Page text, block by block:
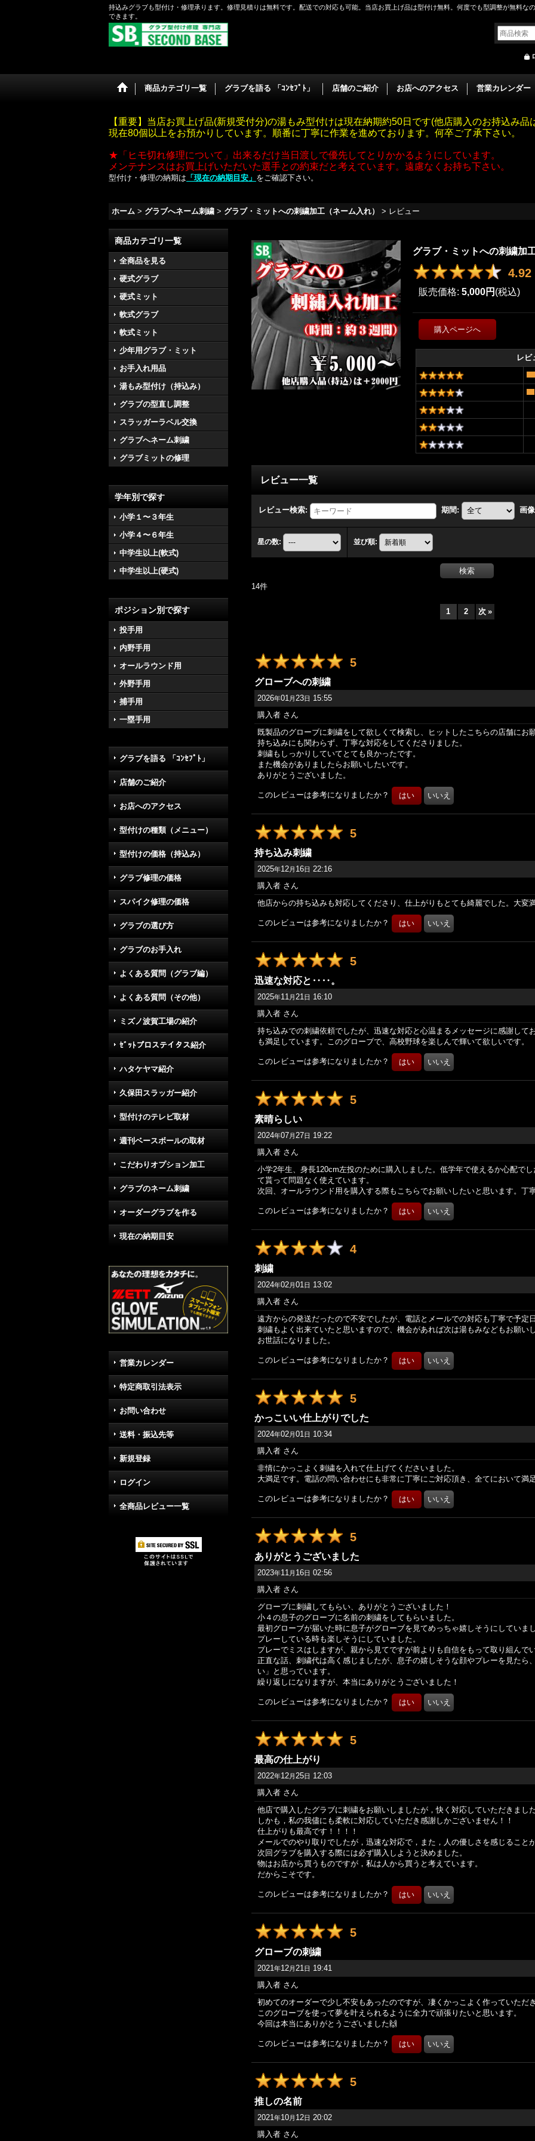
持込みグラブも型付け・修理承ります。修理見積りは無料です。配送での対応も可能。当店お買上げ品は型付け無料。何度でも型調整が無料な
できます。
商品カテゴリ一覧 グラブを語る 「ｺﾝｾﾌﾟﾄ」 店舗のご紹介 お店へのアクセス 営業カレンダー
【重要】当店お買上げ品(新規受付分)の湯もみ型付けは現在納期約50日です(他店購入のお持込み品
現在80個以上をお預かりしています。順番に丁寧に作業を進めております。何卒ご了承下さい。
★「ヒモ切れ修理について」出来るだけ当日渡しで優先してとりかかるようにしています。
メンテナンスはお買上げいただいた選手との約束だと考えています。遠慮なくお持ち下さい。
型付け・修理の納期は 「現在の納期目安」 をご確認下さい。
ホーム > グラブへネーム刺繍 > グラブ・ミットへの刺繍加工（ネーム入れ） > レビュー
商品カテゴリ一覧
全商品を見る
硬式グラブ
硬式ミット
軟式グラブ
軟式ミット
少年用グラブ・ミット
お手入れ用品
湯もみ型付け（持込み）
グラブの型直し調整
スラッガーラベル交換
グラブへネーム刺繍
グラブミットの修理
学年別で探す
小学１〜３年生
小学４〜６年生
中学生以上(軟式)
中学生以上(硬式)
ポジション別で探す
投手用
内野手用
オールラウンド用
外野手用
捕手用
一塁手用
グラブを語る 「ｺﾝｾﾌﾟﾄ」
店舗のご紹介
お店へのアクセス
型付けの種類（メニュー）
型付けの価格（持込み）
グラブ修理の価格
スパイク修理の価格
グラブの選び方
グラブのお手入れ
よくある質問（グラブ編）
よくある質問（その他）
ミズノ波賀工場の紹介
ｾﾞｯﾄプロステイタス紹介
ハタケヤマ紹介
久保田スラッガー紹介
型付けのテレビ取材
週刊ベースボールの取材
こだわりオプション加工
グラブのネーム刺繍
オーダーグラブを作る
現在の納期目安
営業カレンダー
特定商取引法表示
お問い合わせ
送料・振込先等
新規登録
ログイン
全商品レビュー一覧
グラブ・ミットへの刺繍加
4.92
販売価格: 5,000円 (税込)
レビ
レビュー一覧
レビュー検索: 期間 : 画像
星の数: 並び順:
14件
1 2 次 »
5
グローブへの刺繍
2026年01月23日 15:55
購入者 さん
既製品のグローブに刺繍をして欲しくて検索し、ヒットしたこちらの店舗にお
持ち込みにも関わらず、丁寧な対応をしてくださりました。
刺繍もしっかりしていてとても良かったです。
また機会がありましたらお願いしたいです。
ありがとうございました。
このレビューは参考になりましたか？
5
持ち込み刺繍
2025年12月 16日 22:16
購入者 さん
他店からの持ち込みも対応してくださり、仕上がりもとても綺麗でした。大変
このレビューは参考になりましたか？
5
迅速な対応と‥‥。
2025年11月21日 16:10
購入者 さん
持ち込みでの刺繍依頼でしたが、迅速な対応と心温まるメッセージに感謝して
も満足しています。このグローブで、高校野球を楽しんで輝いて欲しいです。
このレビューは参考になりましたか？
5
素晴らしい
2024年07月27日 19:22
購入者 さん
小学2年生、身長120cm左投のために購入しました。低学年で使えるか心配で
て貰って問題なく使えています。
次回、オールラウンド用を購入する際もこちらでお願いしたいと思います。丁
このレビューは参考になりましたか？
4
刺繍
2024年02月01日 13:02
購入者 さん
遠方からの発送だったので不安でしたが、電話とメールでの対応も丁寧で予定
刺繍もよく出来ていたと思いますので、機会があれば次は湯もみなどもお願い
お世話になりました。
このレビューは参考になりましたか？
5
かっこいい仕上がりでした
2024年02月01日 10:34
購入者 さん
非情にかっこよく刺繍を入れて仕上げてくださいました。
大満足です。電話の問い合わせにも非常に丁寧にご対応頂き、全てにおいて満
このレビューは参考になりましたか？
5
ありがとうございました
2023年11月 16日 02:56
購入者 さん
グローブに刺繍してもらい、ありがとうございました！
小４の息子のグローブに名前の刺繍をしてもらいました。
最初グローブが届いた時に息子がグローブを見てめっちゃ嬉しそうにしていま
プレーしている時も楽しそうにしていました。
プレーでミスはしますが、親から見てですが前よりも自信をもって取り組んで
正直な話、刺繍代は高く感じましたが、息子の嬉しそうな顔やプレーを見たら
い」と思っています。
繰り返しになりますが、本当にありがとうございました！
このレビューは参考になりましたか？
5
最高の仕上がり
2022年12月25日 12:03
購入者 さん
他店で購入したグラブに刺繍をお願いしましたが，快く対応していただきまし
しかも，私の我儘にも柔軟に対応していただき感謝しかございません！！
仕上がりも最高です！！！！
メールでのやり取りでしたが，迅速な対応で，また，人の優しさを感じること
次回グラブを購入する際には必ず購入しようと決めました。
物はお店から買うものですが，私は人から買うと考えています。
だからこそです。
このレビューは参考になりましたか？
5
グローブの刺繍
2021年12月21日 19:41
購入者 さん
初めてのオーダーで少し不安もあったのですが、凄くかっこよく作っていただ
このグローブを使って夢を叶えられるように全力で頑張りたいと思います。
今回は本当にありがとうございました🙌
このレビューは参考になりましたか？
5
推しの名前
2021年10月 12日 20:02
購入者 さん